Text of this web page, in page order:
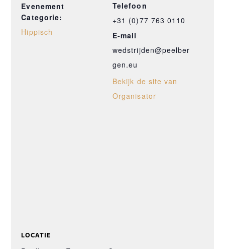
Evenement
Categorie:
Hippisch
Telefoon
+31 (0)77 763 0110
E-mail
wedstrijden@peelber
gen.eu
Bekijk de site van
Organisator
LOCATIE